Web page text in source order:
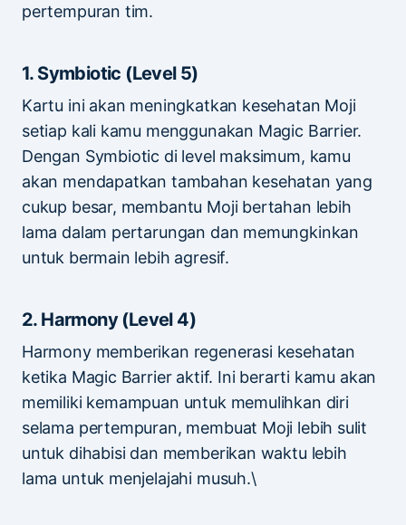
pertempuran tim.
1. Symbiotic (Level 5)
Kartu ini akan meningkatkan kesehatan Moji
setiap kali kamu menggunakan Magic Barrier.
Dengan Symbiotic di level maksimum, kamu
akan mendapatkan tambahan kesehatan yang
cukup besar, membantu Moji bertahan lebih
lama dalam pertarungan dan memungkinkan
untuk bermain lebih agresif.
2. Harmony (Level 4)
Harmony memberikan regenerasi kesehatan
ketika Magic Barrier aktif. Ini berarti kamu akan
memiliki kemampuan untuk memulihkan diri
selama pertempuran, membuat Moji lebih sulit
untuk dihabisi dan memberikan waktu lebih
lama untuk menjelajahi musuh.\